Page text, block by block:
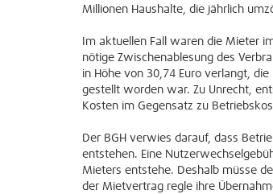
Millionen Haushalte, die jährlich
Im aktuellen Fall waren die Mieter
nötige Zwischenablesung des
in Höhe von 30,74 Euro verlangt,
gestellt worden war. Zu Unrecht,
Kosten im Gegensatz zu
Der BGH verwies darauf, dass
entstehen. Eine
Mieters entstehe. Deshalb müsse
der Mietvertrag regle ihre